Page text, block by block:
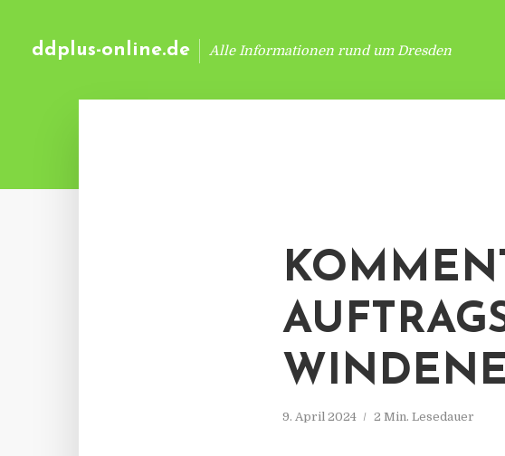
ddplus-online.de Alle Informationen rund um Dresden
9. April 2024 2 Min. Lesedauer